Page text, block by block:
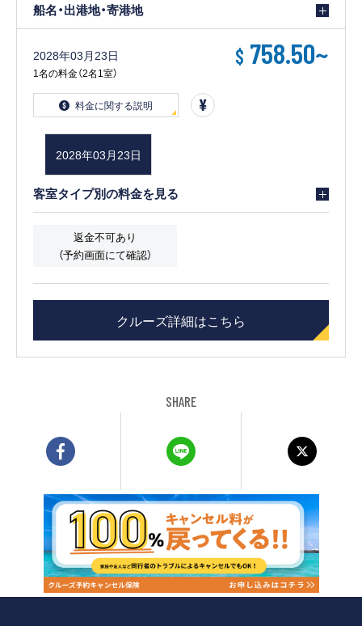
船名・出港地・寄港地
2028年03月23日
1名の料金（2名1室）
$ 758.50~
料金に関する説明
2028年03月23日
客室タイプ別の料金を見る
返金不可あり
（予約画面にて確認）
クルーズ詳細はこちら
SHARE